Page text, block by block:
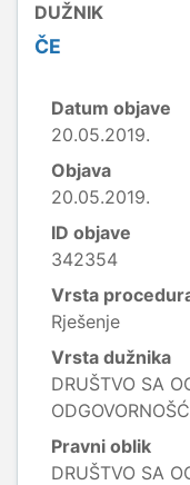
DUŽNIK
ČE
Datum objave
20.05.2019.
Objava
20.05.2019.
ID objave
342354
Vrsta
Rješenje
Vrsta dužnika
DRUŠTVO SA
Pravni oblik
DRUŠTVO SA